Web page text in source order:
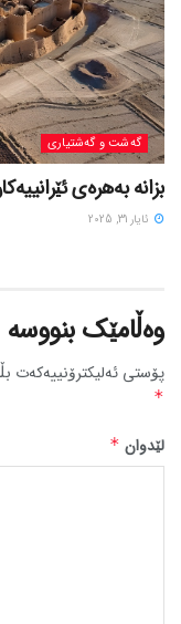
گه‌شت و گه‌شتیاری
بزانه بەهرەی ئێرانییەکان 1700 ساڵ لەمەوبەر چۆن
ئایار 31, 2025
وەڵامێک بنووسە
پۆستی ئەلیکترۆنییەکەت
*
لێدوان *